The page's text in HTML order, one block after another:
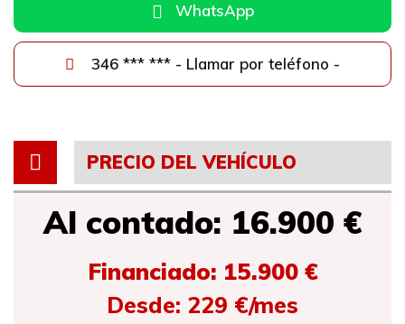
WhatsApp
346 *** *** - Llamar por teléfono -
PRECIO DEL VEHÍCULO
Al contado: 16.900 €
Financiado: 15.900 €
Desde: 229 €/mes